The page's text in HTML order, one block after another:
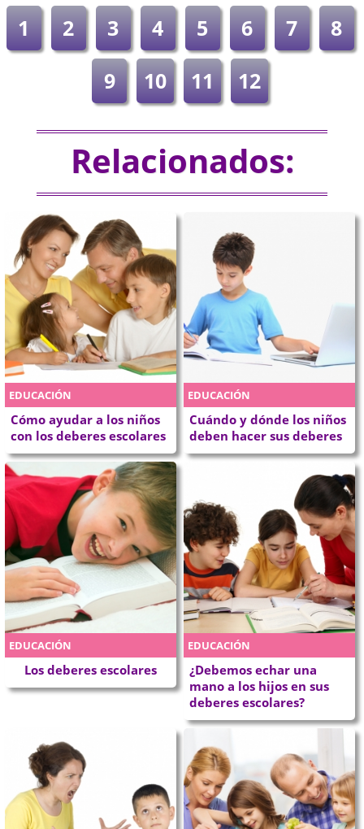
1 2 3 4 5 6 7
8
9
10 11 12
Relacionados:
EDUCACIÓN
Cómo ayudar a los niños
con los deberes escolares
EDUCACIÓN
Cuándo y dónde los niños
deben hacer sus deberes
EDUCACIÓN
Los deberes escolares
EDUCACIÓN
¿Debemos echar una
mano a los hijos en sus
deberes escolares?